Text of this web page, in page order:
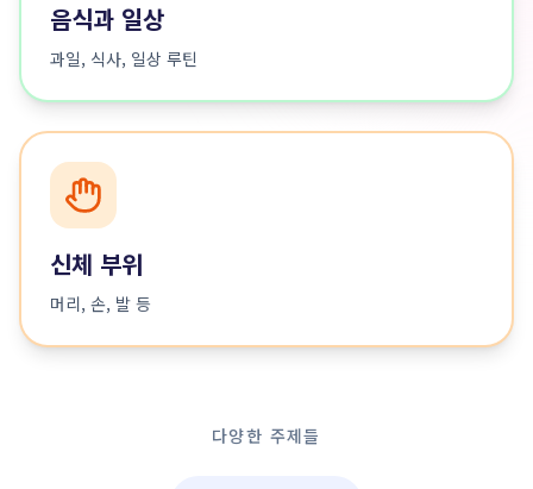
음식과 일상
과일, 식사, 일상 루틴
신체 부위
머리, 손, 발 등
다양한 주제들